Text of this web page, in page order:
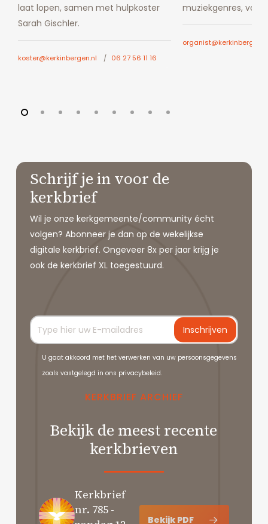
laat lopen, samen met hulpkoster
Sarah Gischler.
koster@kerkinbergen.nl 06 27 56 11 16
muziekgenres,
Schrijf je in voor de
kerkbrief
Wil je onze kerkgemeente/community écht
volgen? Abonneer je dan op de wekelijkse
digitale kerkbrief. Ongeveer 8x per jaar krijg je
ook de kerkbrief XL toegestuurd.
U gaat akkoord met het verwerken van uw persoonsgegevens
zoals vastgelegd in ons privacybeleid.
KERKBRIEF ARCHIEF
Bekijk de meest recente
kerkbrieven
Kerkbrief
nr. 785 -
Bekijk PDF